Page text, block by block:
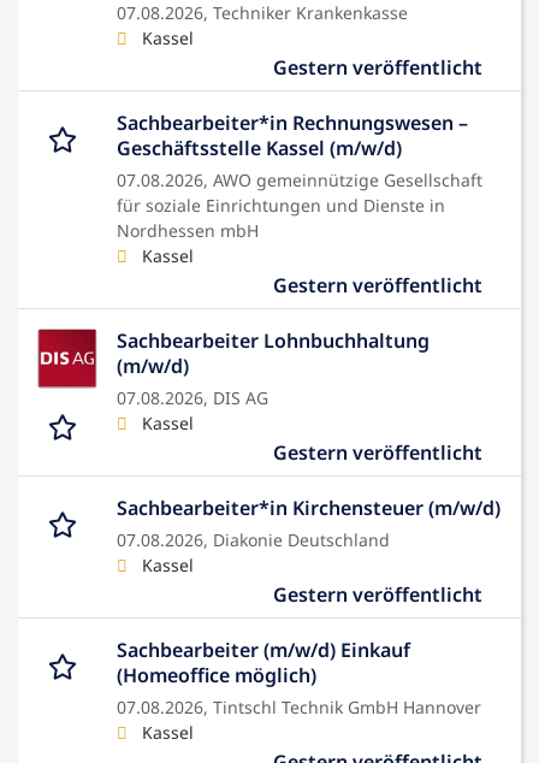
07.08.2026, Techniker Krankenkasse
Kassel
Gestern veröffentlicht
Sachbearbeiter*in Rechnungswesen –
Geschäftsstelle Kassel (m/w/d)
07.08.2026, AWO gemeinnützige Gesellschaft
für soziale Einrichtungen und Dienste in
Nordhessen mbH
Kassel
Gestern veröffentlicht
Sachbearbeiter Lohnbuchhaltung
(m/w/d)
07.08.2026, DIS AG
Kassel
Gestern veröffentlicht
Sachbearbeiter*in Kirchensteuer (m/w/d)
07.08.2026, Diakonie Deutschland
Kassel
Gestern veröffentlicht
Sachbearbeiter (m/w/d) Einkauf
(Homeoffice möglich)
07.08.2026, Tintschl Technik GmbH Hannover
Kassel